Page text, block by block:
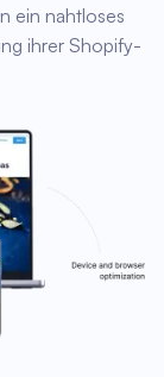
ein nahtloses
ihrer Shopify-